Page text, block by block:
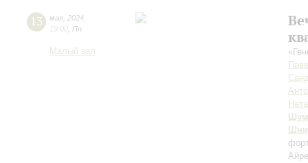
13 мая 2024
19:00 Пн
Малый зал